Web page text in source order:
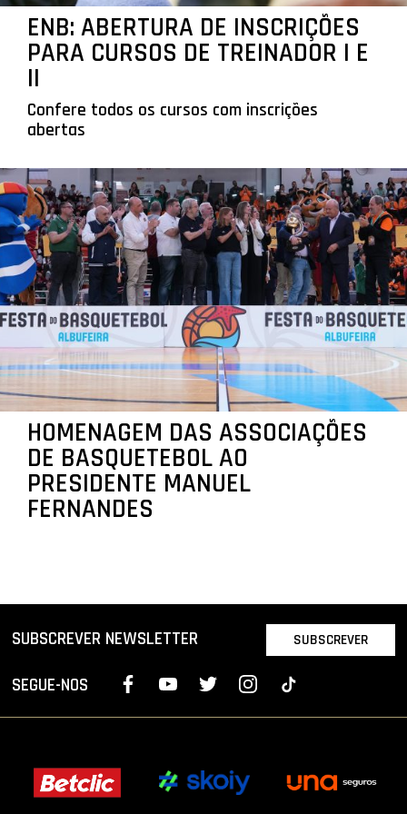
ENB: ABERTURA DE INSCRIÇÕES
PARA CURSOS DE TREINADOR I E
II
Confere todos os cursos com inscrições
abertas
HOMENAGEM DAS ASSOCIAÇÕES
DE BASQUETEBOL AO
PRESIDENTE MANUEL
FERNANDES
SUBSCREVER NEWSLETTER SUBSCREVER
SEGUE-NOS